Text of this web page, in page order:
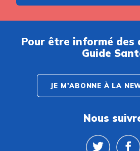
Pour être informé des
Guide
JE M'ABONNE À LA
Nous